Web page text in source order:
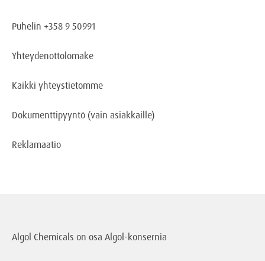
Puhelin +358 9 50991
Yhteydenottolomake
Kaikki yhteystietomme
Dokumenttipyyntö (vain asiakkaille)
Reklamaatio
Algol Chemicals on osa Algol-konsernia